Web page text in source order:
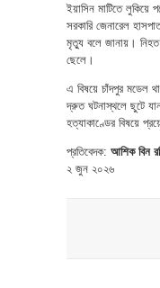
ইয়াসিন মাটিতে লুকিয়ে
সরকারি জেনারেল
মৃত্যু বলে জানায়। নিহত
ছেলে।
এ বিষয়ে চাঁদপুর মডেল
দ্রুত ঘটনাস্থলে ছুটে
হত্যাকাণ্ডের বিষয়ে
প্রতিবেদক: আশিক বিন
২ জুন ২০২৬